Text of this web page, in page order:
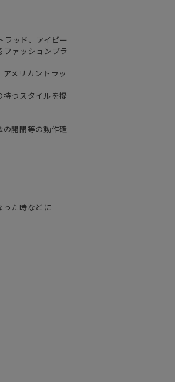
ラッド、アイビー
ァッションブラ
メリカントラッ
つスタイルを提
開閉等の動作確
った時などに